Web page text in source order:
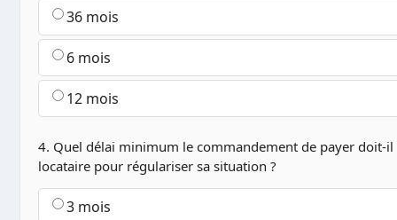
36 mois
6 mois
12 mois
4. Quel délai minimum le commandement de payer doit-il
locataire pour régulariser sa situation ?
3 mois